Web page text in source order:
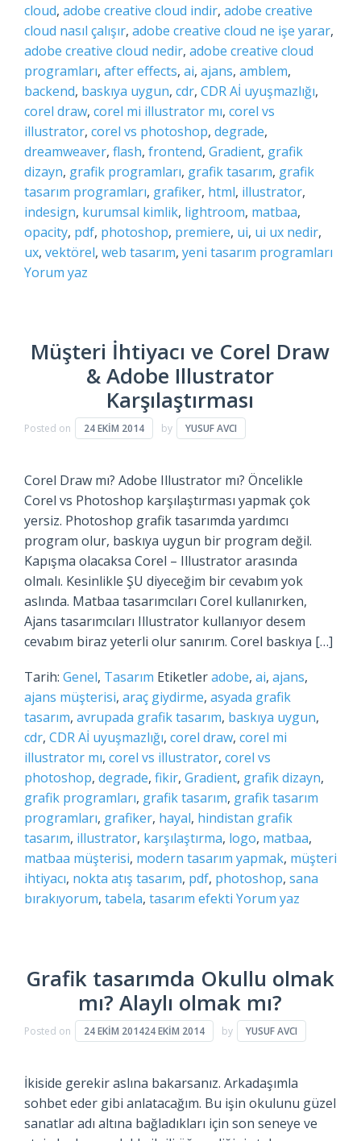
cloud, adobe creative cloud indir, adobe creative
cloud nasıl çalışır, adobe creative cloud ne işe yarar,
adobe creative cloud nedir, adobe creative cloud
programları, after effects, ai, ajans, amblem,
backend, baskıya uygun, cdr, CDR Aİ uyuşmazlığı,
corel draw, corel mi illustrator mı, corel vs
illustrator, corel vs photoshop, degrade,
dreamweaver, flash, frontend, Gradient, grafik
dizayn, grafik programları, grafik tasarım, grafik
tasarım programları, grafiker, html, illustrator,
indesign, kurumsal kimlik, lightroom, matbaa,
opacity, pdf, photoshop, premiere, ui, ui ux nedir,
ux, vektörel, web tasarım, yeni tasarım programları
Yorum yaz
Müşteri İhtiyacı ve Corel Draw
& Adobe Illustrator
Karşılaştırması
Posted on 24 EKIM 2014 by YUSUF AVCI
Corel Draw mı? Adobe Illustrator mı? Öncelikle
Corel vs Photoshop karşılaştırması yapmak çok
yersiz. Photoshop grafik tasarımda yardımcı
program olur, baskıya uygun bir program değil.
Kapışma olacaksa Corel – Illustrator arasında
olmalı. Kesinlikle ŞU diyeceğim bir cevabım yok
aslında. Matbaa tasarımcıları Corel kullanırken,
Ajans tasarımcıları Illustrator kullanıyor desem
cevabım biraz yeterli olur sanırım. Corel baskıya […]
Tarih: Genel, Tasarım Etiketleradobe, ai, ajans,
ajans müşterisi, araç giydirme, asyada grafik
tasarım, avrupada grafik tasarım, baskıya uygun,
cdr, CDR Aİ uyuşmazlığı, corel draw, corel mi
illustrator mı, corel vs illustrator, corel vs
photoshop, degrade, fikir, Gradient, grafik dizayn,
grafik programları, grafik tasarım, grafik tasarım
programları, grafiker, hayal, hindistan grafik
tasarım, illustrator, karşılaştırma, logo, matbaa,
matbaa müşterisi, modern tasarım yapmak, müşteri
ihtiyacı, nokta atış tasarım, pdf, photoshop, sana
bırakıyorum, tabela, tasarım efekti Yorum yaz
Grafik tasarımda Okullu olmak
mı? Alaylı olmak mı?
Posted on 24 EKIM 201424 EKIM 2014 by YUSUF AVCI
İkiside gerekir aslına bakarsanız. Arkadaşımla
sohbet eder gibi anlatacağım. Bu işin okulunu güzel
sanatlar adı altına bağladıkları için son seneye ve